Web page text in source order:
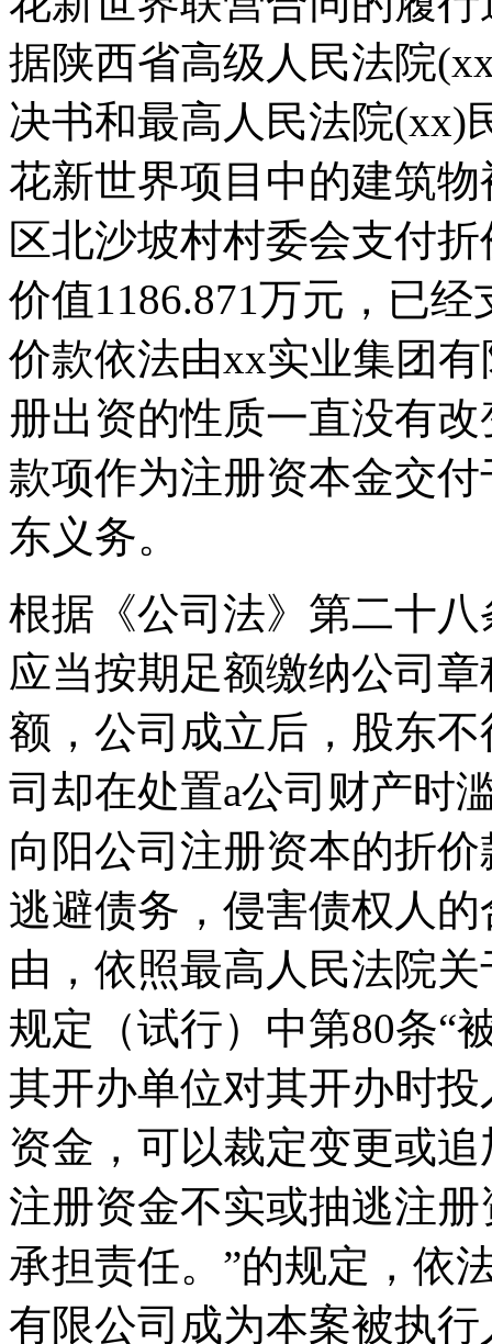
据陕西省高级人民法院
决书和最高人民法院(xx)
花新世界项目中的建筑
区北沙坡村村委会支付
价值1186.871万元，已
价款依法由xx实业集团
册出资的性质一直没有
款项作为注册资本金交
东义务。
根据《公司法》第二十
应当按期足额缴纳公司
额，公司成立后，股东
司却在处置a公司财产时
向阳公司注册资本的折
逃避债务，侵害债权人
由，依照最高人民法院
规定（试行）中第80条“
其开办单位对其开办时
资金，可以裁定变更或
注册资金不实或抽逃注
承担责任。”的规定，依
有限公司成为本案被执